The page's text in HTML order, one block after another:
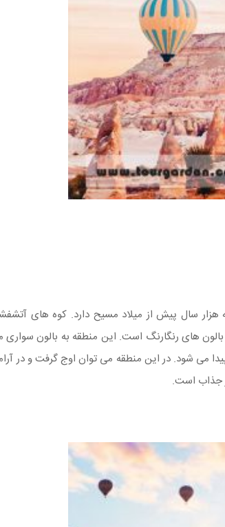
سال پیش از میلاد مسیح دارد. کوه های
بالون های رنگارنگ است. این منطقه به بالون
می شود. در این منطقه می توان اوج گرفت و در
جذاب است.